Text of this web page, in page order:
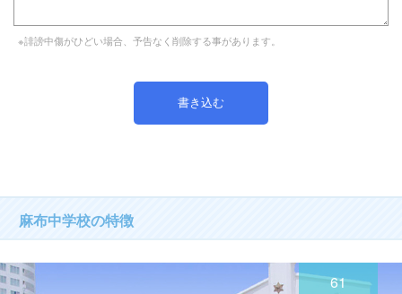
※誹謗中傷がひどい場合、予告なく削除する事があります。
麻布中学校の特徴
61